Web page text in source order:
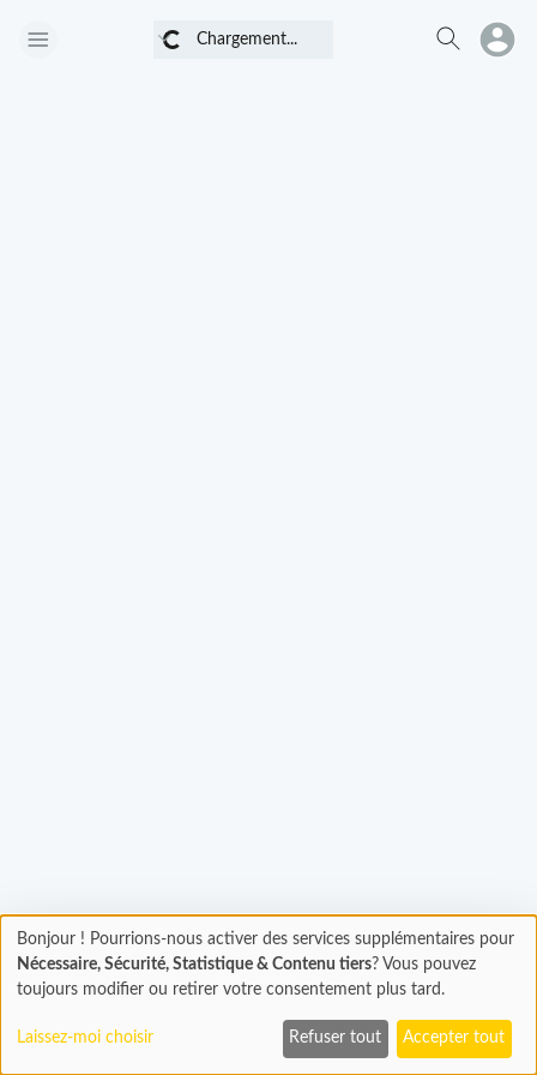
Chargement...
Chargement...
Chargement...Chargement
En cours...
Bonjour ! Pourrions-nous activer des services supplémentaires pour
Nécessaire, Sécurité, Statistique & Contenu tiers? Vous pouvez
toujours modifier ou retirer votre consentement plus tard.
Laissez-moi choisir Refuser tout Accepter tout